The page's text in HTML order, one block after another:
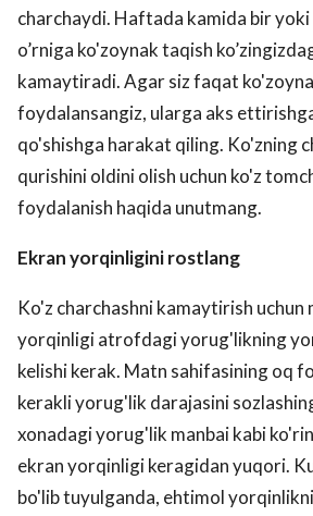
charchaydi. Haftada kamida bir
o’rniga ko'zoynak taqish
kamaytiradi. Agar siz faqat
foydalansangiz, ularga aks
qo'shishga harakat qiling. Ko'zning
qurishini oldini olish uchun ko'z
foydalanish haqida unutmang.
Ekran yorqinligini rostlang
Ko'z charchashni kamaytirish
yorqinligi atrofdagi yorug'likning
kelishi kerak. Matn sahifasining oq
kerakli yorug'lik darajasini
xonadagi yorug'lik manbai kabi
ekran yorqinligi keragidan yuqori.
bo'lib tuyulganda, ehtimol